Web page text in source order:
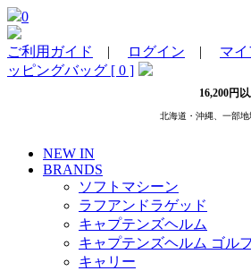
0
ご利用ガイド | ログイン | マイ
ッピングバッグ [ 0 ]
16,200円
北海道・沖縄、一部
NEW IN
BRANDS
ソフトマシーン
ラフアンドラゲッド
キャプテンズヘルム
キャプテンズヘルム ゴルフ
キャリー